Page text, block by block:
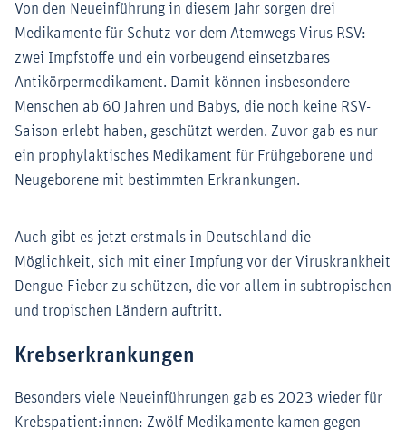
Von den Neueinführung in diesem Jahr sorgen drei
Medikamente für Schutz vor dem Atemwegs-Virus RSV:
zwei Impfstoffe und ein vorbeugend einsetzbares
Antikörpermedikament. Damit können insbesondere
Menschen ab 60 Jahren und Babys, die noch keine RSV-
Saison erlebt haben, geschützt werden. Zuvor gab es nur
ein prophylaktisches Medikament für Frühgeborene und
Neugeborene mit bestimmten Erkrankungen.
Auch gibt es jetzt erstmals in Deutschland die
Möglichkeit, sich mit einer Impfung vor der Viruskrankheit
Dengue-Fieber zu schützen, die vor allem in subtropischen
und tropischen Ländern auftritt.
Krebserkrankungen
Besonders viele Neueinführungen gab es 2023 wieder für
Krebspatient:innen: Zwölf Medikamente kamen gegen